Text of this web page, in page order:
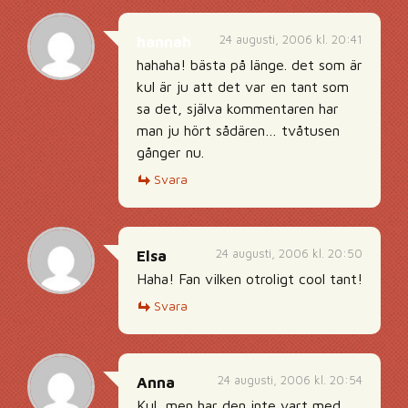
24 augusti, 2006 kl. 20:41
hahaha! bästa på länge. det som är
kul är ju att det var en tant som
sa det, själva kommentaren har
man ju hört sådären… tvåtusen
gånger nu.
Svara
24 augusti, 2006 kl. 20:50
Elsa
Haha! Fan vilken otroligt cool tant!
Svara
24 augusti, 2006 kl. 20:54
Anna